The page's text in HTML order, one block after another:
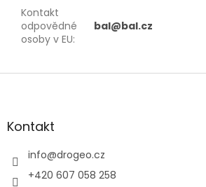
Kontakt
odpovědné
osoby v EU:
bal@bal.cz
Z
aKontakt
info@drogeo.cz
+420 607 058 258